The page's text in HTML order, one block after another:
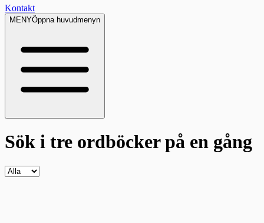
Kontakt
MENYÖppna huvudmenyn
Sök i tre ordböckerpå en gång